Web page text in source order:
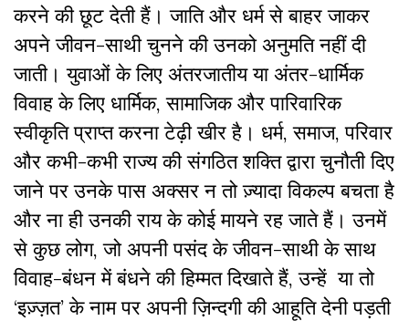
करने की छूट देती हैं। जाति और धर्म से बाहर जाकर
अपने जीवन-साथी चुनने की उनको अनुमति नहीं दी
जाती। युवाओं के लिए अंतरजातीय या अंतर-धार्मिक
विवाह के लिए धार्मिक, सामाजिक और पारिवारिक
स्वीकृति प्राप्त करना टेढ़ी खीर है। धर्म, समाज, परिवार
और कभी-कभी राज्य की संगठित शक्ति द्वारा चुनौती दिए
जाने पर उनके पास अक्सर न तो ज़्यादा विकल्प बचता है
और ना ही उनकी राय के कोई मायने रह जाते हैं। उनमें
से कुछ लोग, जो अपनी पसंद के जीवन-साथी के साथ
विवाह-बंधन में बंधने की हिम्मत दिखाते हैं, उन्हें या तो
‘इज़्ज़त’ के नाम पर अपनी ज़िन्दगी की आहूति देनी पड़ती